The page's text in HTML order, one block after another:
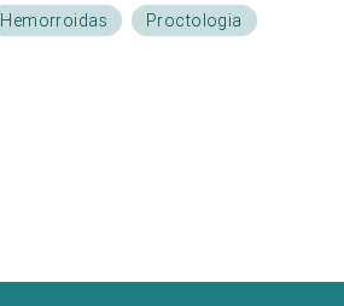
Hemorroidas
Proctologia